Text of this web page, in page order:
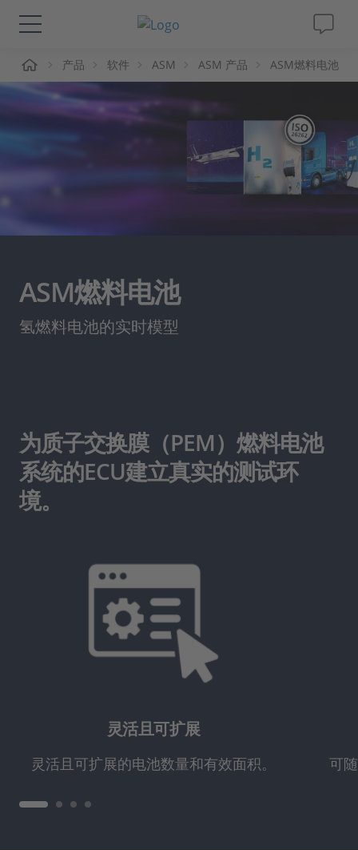
解决方案&产品
Support
人才招聘
产品 软件 ASM ASM 产品 ASM燃料电池
ASM燃料电池
氢燃料电池的实时模型
为质子交换膜（PEM）燃料电池
系统的ECU建立真实的测试环
境。
灵活且可扩展
灵活且可扩展的电池数量和有效面积。 可